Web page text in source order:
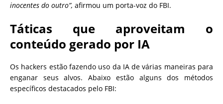
inocentes do outro”, afirmou um porta-voz do FBI.
Táticas que aproveitam o
conteúdo gerado por IA
Os hackers estão fazendo uso da IA de várias maneiras para
enganar seus alvos. Abaixo estão alguns dos métodos
específicos destacados pelo FBI: